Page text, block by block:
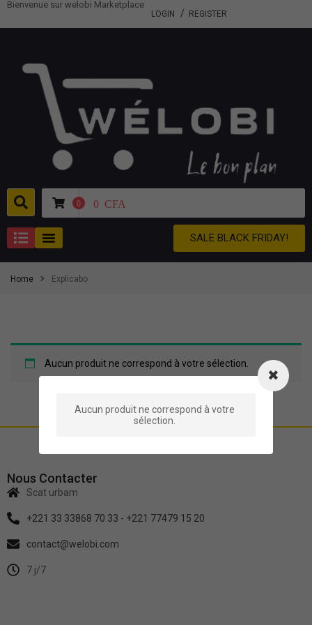
Bienvenue sur welobi Marketplace
LOGIN REGISTER
0 0 CFA
SALE BLACK FRIDAY!
Home Explicabo
Aucun produit ne correspond à votre sélection.
Nous Contacter
Scat urbam
+221 33 33868 70 33 - +221 77479 15 20
contact@welobi.com
7 j/7
Aucun produit ne correspond à votre
sélection.